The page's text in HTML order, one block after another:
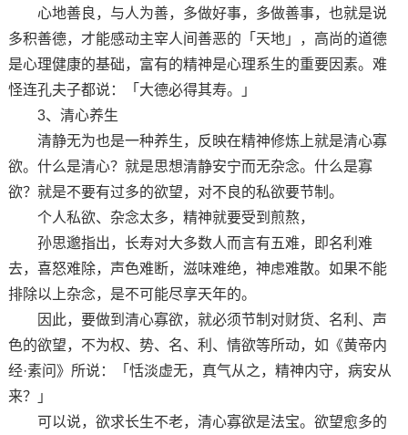
心地善良，与人为善，多做好事，多做善事，也就是说
多积善德，才能感动主宰人间善恶的「天地」，高尚的道德
是心理健康的基础，富有的精神是心理系生的重要因素。难
怪连孔夫子都说：「大德必得其寿。」
3、清心养生
清静无为也是一种养生，反映在精神修炼上就是清心寡
欲。什么是清心？就是思想清静安宁而无杂念。什么是寡
欲？就是不要有过多的欲望，对不良的私欲要节制。
个人私欲、杂念太多，精神就要受到煎熬，
孙思邈指出，长寿对大多数人而言有五难，即名利难
去，喜怒难除，声色难断，滋味难绝，神虑难散。如果不能
排除以上杂念，是不可能尽享天年的。
因此，要做到清心寡欲，就必须节制对财货、名利、声
色的欲望，不为权、势、名、利、情欲等所动，如《黄帝内
经·素问》所说：「恬淡虚无，真气从之，精神内守，病安从
来？」
可以说，欲求长生不老，清心寡欲是法宝。欲望愈多的